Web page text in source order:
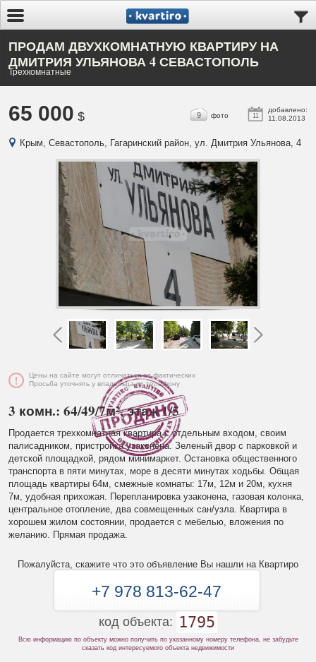
ПРОДАМ ДВУХКОМНАТНУЮ КВАРТИРУ НА
ДМИТРИЯ УЛЬЯНОВА 4 СЕВАСТОПОЛЬ
Трехкомнатные
65 000 $ 11
добавлено:
11.08.2013
9 фото
Крым, Севастополь, Гагаринский район, ул. Дмитрия Ульянова, 4
Цены на сайте могут отличаться от фактических
Просьба уточнять у владельца по телефону
3 комн.: 64/49/7м², этаж 1/5
Продается трехкомнатная квартира с отдельным входом, своим
палисадником, пристройка узаконена. Зеленый двор с парковкой и
детской площадкой, рядом минимаркет. Остановка общественного
транспорта в пяти минутах, море в десяти минутах ходьбы. Общая
площадь квартиры 64м, смежные комнаты: 17м, 12м и 20м, кухня
7м, удобная прихожая. Перепланировка узаконена, газовая колонка,
центральное отопление, два совмещенных сан/узла. Квартира в
хорошем жилом состоянии, продается с мебелью, вложения по
желанию. Прямая продажа.
Пожалуйста, скажите что это объявление Вы нашли на Квартиро
+7 978 813-62-47
код объекта: 1795
Всю информацию по объекту можно получить по указанному номеру телефона, не забудьте
сказать код интересуемого объекта недвижимости